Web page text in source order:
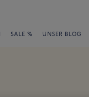
SALE % UNSER BLOG